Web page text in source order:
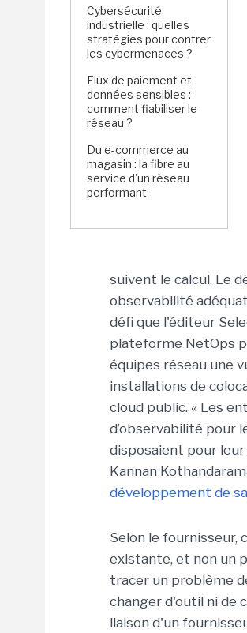
Cybersécurité
industrielle : quelles
stratégies pour contrer
les cybermenaces ?
Flux de paiement et
données sensibles :
comment fiabiliser le
réseau ?
Du e-commerce au
magasin : la fibre au
service d'un réseau
performant
suivent le calcul. Le
observabilité
défi que l'éditeur
plateforme NetOps
équipes réseau une
installations de
cloud public. « Les
d’observabilité pour
disposaient pour leur
Kannan
développement de
Selon le
existante, et non un
tracer un problème
changer d'outil ni de
liaison d'un